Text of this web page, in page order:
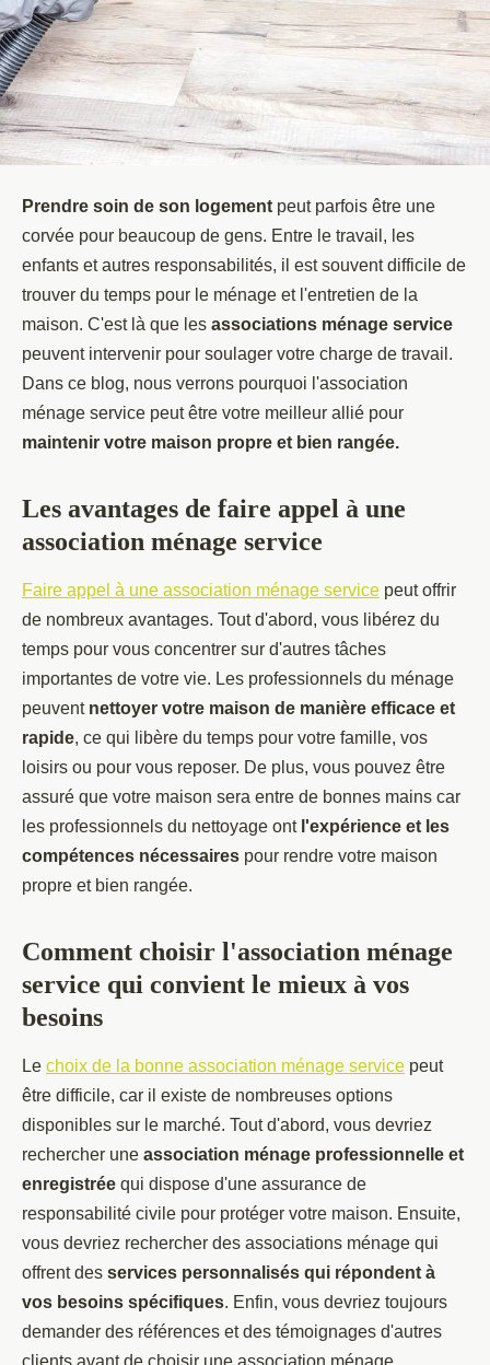
Prendre soin de son logement peut parfois être une
corvée pour beaucoup de gens. Entre le travail, les
enfants et autres responsabilités, il est souvent difficile de
trouver du temps pour le ménage et l'entretien de la
maison. C'est là que les associations ménage service
peuvent intervenir pour soulager votre charge de travail.
Dans ce blog, nous verrons pourquoi l'association
ménage service peut être votre meilleur allié pour
maintenir votre maison propre et bien rangée.
Les avantages de faire appel à une
association ménage service
Faire appel à une association ménage service peut offrir
de nombreux avantages. Tout d'abord, vous libérez du
temps pour vous concentrer sur d'autres tâches
importantes de votre vie. Les professionnels du ménage
peuventnettoyer votre maison de manière efficace et
rapide, ce qui libère du temps pour votre famille, vos
loisirs ou pour vous reposer. De plus, vous pouvez être
assuré que votre maison sera entre de bonnes mains car
les professionnels du nettoyage ont l'expérience et les
compétences nécessaires pour rendre votre maison
propre et bien rangée.
Comment choisir l'association ménage
service qui convient le mieux à vos
besoins
Le choix de la bonne association ménage service peut
être difficile, car il existe de nombreuses options
disponibles sur le marché. Tout d'abord, vous devriez
rechercher une association ménage professionnelle et
enregistrée qui dispose d'une assurance de
responsabilité civile pour protéger votre maison. Ensuite,
vous devriez rechercher des associations ménage qui
offrent des services personnalisés qui répondent à
vos besoins spécifiques. Enfin, vous devriez toujours
demander des références et des témoignages d'autres
clients avant de choisir une association ménage.